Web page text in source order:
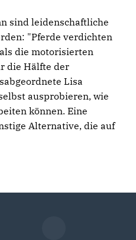
sind leidenschaftliche
"Pferde verdichten
die motorisierten
die Hälfte der
Lisa
ausprobieren, wie
können. Eine
Alternative, die auf